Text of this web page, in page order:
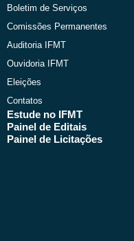
Boletim de Serviços
Comissões Permanentes
Auditoria IFMT
Ouvidoria IFMT
Eleições
Contatos
Estude no IFMT
Painel de Editais
Painel de Licitações